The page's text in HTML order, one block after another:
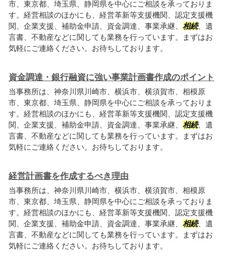
市、東京都、埼玉県、静岡県を中心にご相談を承っておりま
す。経営相談のほかにも、経営革新等支援機関、認定支援機
関、企業支援、補助金申請、資金調達、事業承継、 相続、遺
言書、不動産などに関しても業務を行っています。まずはお
気軽にご連絡ください。お待ちしております。
資金調達・銀行融資に強い事業計画書作成のポイント
当事務所は、神奈川県川崎市、横浜市、横須賀市、相模原
市、東京都、埼玉県、静岡県を中心にご相談を承っておりま
す。経営相談のほかにも、経営革新等支援機関、認定支援機
関、企業支援、補助金申請、資金調達、事業承継、 相続、遺
言書、不動産などに関しても業務を行っています。まずはお
気軽にご連絡ください。お待ちしております。
経営計画書を作成するべき理由
当事務所は、神奈川県川崎市、横浜市、横須賀市、相模原
市、東京都、埼玉県、静岡県を中心にご相談を承っておりま
す。経営相談のほかにも、経営革新等支援機関、認定支援機
関、企業支援、補助金申請、資金調達、事業承継、 相続、遺
言書、不動産などに関しても業務を行っています。まずはお
気軽にご連絡ください。お待ちしております。